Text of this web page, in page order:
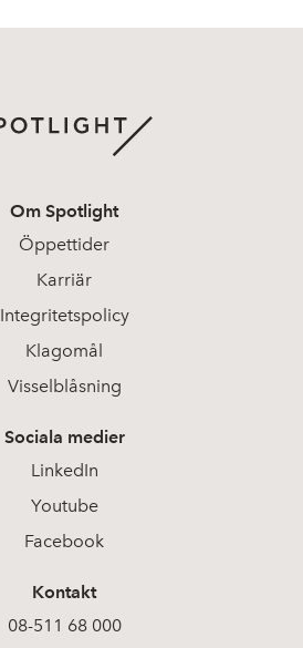
Om Spotlight
Öppettider
Karriär
Integritetspolicy
Klagomål
Visselblåsning
Sociala medier
LinkedIn
Youtube
Facebook
Kontakt
08-511 68 000